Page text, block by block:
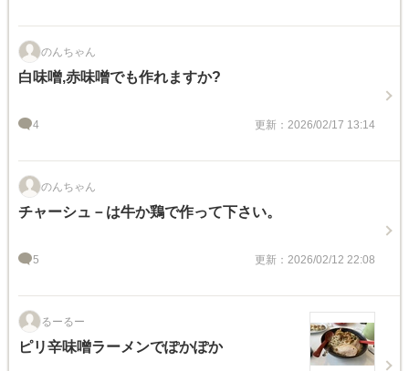
のんちゃん
白味噌,赤味噌でも作れますか?
4 更新：2026/02/17 13:14
のんちゃん
チャーシュ－は牛か鶏で作って下さい。
5 更新：2026/02/12 22:08
るーるー
ピリ辛味噌ラーメンでぽかぽか